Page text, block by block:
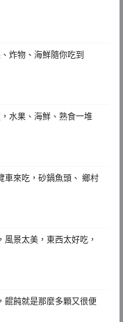
炸物、海鮮隨你吃到
水果、海鮮、熟食一堆
車來吃，砂鍋魚頭、 鄉村
景太美，東西太好吃，
餛飩就是那麼多顆又很便